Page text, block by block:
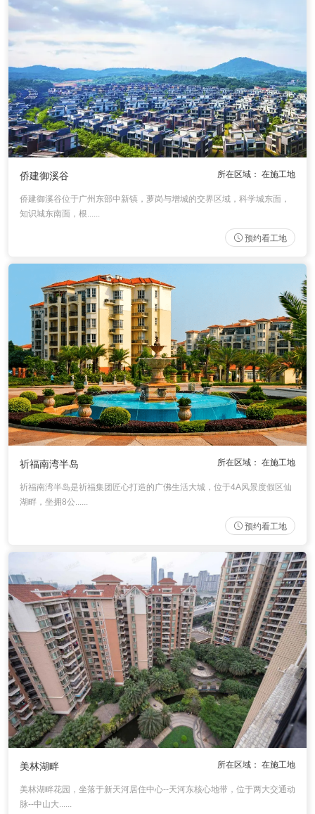
侨建御溪谷 所在区域： 在施工地
侨建御溪谷位于广州东部中新镇，萝岗与增城的交界区域，科学城东面，
知识城东南面，根......
预约看工地
祈福南湾半岛 所在区域： 在施工地
祈福南湾半岛是祈福集团匠心打造的广佛生活大城，位于4A风景度假区仙
湖畔，坐拥8公......
预约看工地
美林湖畔 所在区域： 在施工地
美林湖畔花园，坐落于新天河居住中心--天河东核心地带，位于两大交通动
脉--中山大......